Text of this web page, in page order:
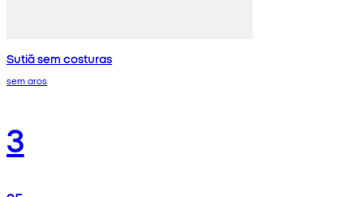
Sutiã sem costuras
sem aros
3